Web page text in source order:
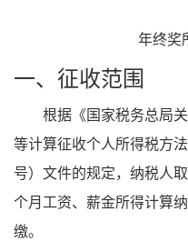
年终奖
一、征收范围
根据《国家税务总局
等计算征收个人所得税方
号）文件的规定，纳税人
个月工资、薪金所得计算
缴。